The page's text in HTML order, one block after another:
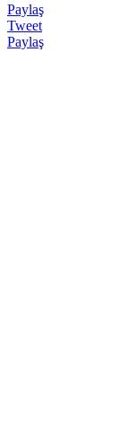
Paylaş
Tweet
Paylaş